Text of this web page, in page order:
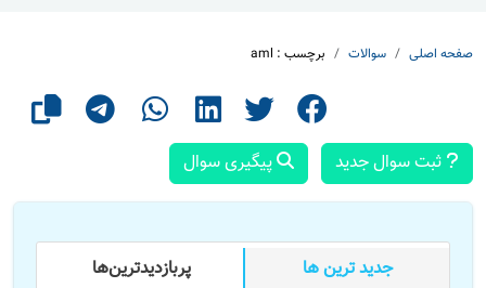
صفحه اصلی سوالات برچسب : aml
ثبت سوال جدید پیگیری سوال
جدید ترین ها پر‌بازدید‌ترین‌ها